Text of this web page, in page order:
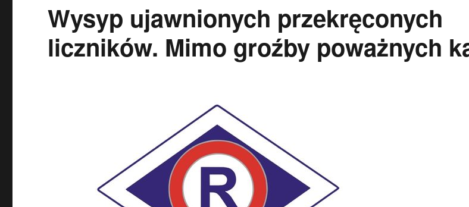
Wysyp ujawnionych przekręconych
liczników. Mimo groźby poważnych